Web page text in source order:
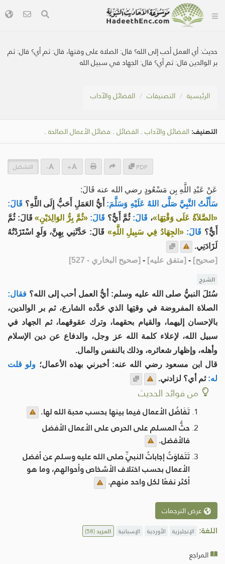
حديث:أي العمل أحب إلى الله؟ قال: الصلاة على وقتها، قال: ثم أي؟ قال: ثم
بر الوالدين قال: ثم أي؟ قال: الجهاد في سبيل الله
الرئيسية التصنيفات الفضائل والآداب
التصنيف: الفضائل والآداب . الفضائل . فضائل الأعمال الصالحة .
PDF
+
- التشكيل
عَنْ عَبْدِ اللَّهِ بِن مَسْعُودٍ رضي الله عنه قَالَ:
سَأَلْتُ النَّبِيَّ صَلَّى اللهُ عَلَيْهِ وَسَلَّمَ: أَيُّ العَمَلِ أَحَبُّ إِلَى اللَّهِ؟ قَالَ:
«الصَّلاَةُ عَلَى وَقْتِهَا»، قَالَ: ثُمَّ أَيٌّ؟ قَالَ: «ثُمَّ بِرُّ الوَالِدَيْنِ»قَالَ: ثُمَّ
أَيٌّ؟ قَالَ: «الجِهَادُ فِي سَبِيلِ اللَّهِ» قَالَ: حَدَّثَنِي بِهِنَّ، وَلَوِ اسْتَزَدْتُهُ
لَزَادَنِي.
[صحيح]
-
[متفق عليه]
-
[صحيح البخاري - 527 ]
الشرح
سُئلَ النبيُّ صلى الله عليه وسلم: أيُّ العمل أحب إلى الله؟ فقال:
الصلاة المفروضة في وقتِها الذي حَدَّده الشارع، ثم بر الوالدين،
بالإحسان إليهما، والقيام بحقهما، وترك عقوقهما، ثم الجهاد في
سبيل الله، لإعلاء كلمة الله عز وجل، والدفاع عن دين الإسلام
وأهله، وإظهار شعائره، وذلك بالنفس والمال.
قال ابن مسعود رضي الله عنه: أخبرني بهذه الأعمال؛ ولو قلت
له: ثم أي؟ لزادني.
من فوائد الحديث
تَفَاضُل الأعمال فيما بينها بحسب محبة الله لها.
حثُّ المسلم على الحرص على الأعمال الأفضل
فالأفضل.
تَتَفاوَتُ إجاباتُ النبيِّ صلى الله عليه وسلم عن أفضل
الأعمال بحسب اختلاف الأشخاص وأحوالهم، وما هو
أكثر نفعًا لكل واحد منهم.
عرض الترجمات
اللغة: الإنجليزية الأوردية الإسبانية المزيد(58)
المراجع